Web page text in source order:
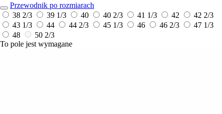
Przewodnik po rozmiarach
38 2/3
39 1/3 40 40 2/3 41 1/3 42
42 2/3
43 1/3
44 44 2/3 45 1/3 46 46 2/3
47 1/3
48
50 2/3
To pole jest wymagane